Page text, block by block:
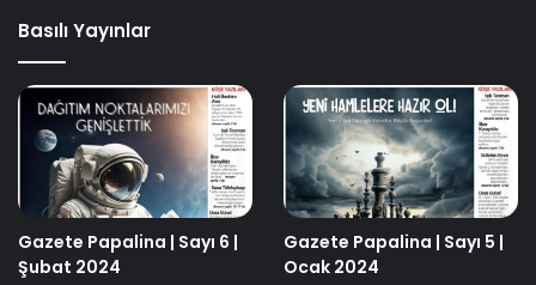
Basılı Yayınlar
Gazete Papalina | Sayı 6 |
Şubat 2024
Gazete Papalina | Sayı 5 |
Ocak 2024